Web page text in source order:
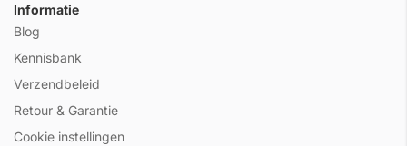
Informatie
Blog
Kennisbank
Verzendbeleid
Retour & Garantie
Cookie instellingen